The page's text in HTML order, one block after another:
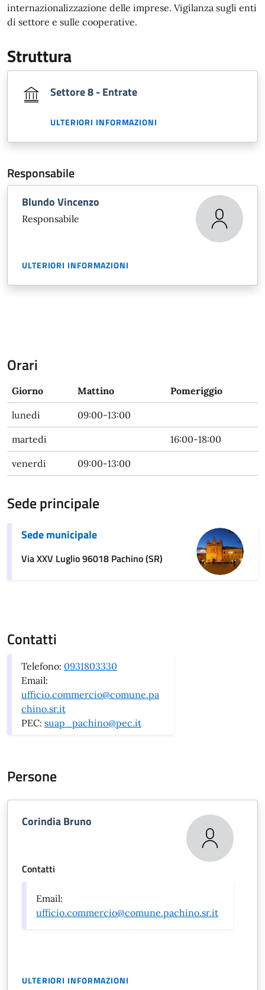
internazionalizzazione delle imprese. Vigilanza sugli enti
di settore e sulle cooperative.
Struttura
Settore 8 - Entrate
ULTERIORI INFORMAZIONI
Responsabile
Blundo Vincenzo
Responsabile
ULTERIORI INFORMAZIONI
Orari
Giorno Mattino Pomeriggio
lunedi 09:00-13:00
martedi 16:00-18:00
venerdi 09:00-13:00
Sede principale
Sede municipale
Via XXV Luglio 96018 Pachino (SR)
Contatti
Telefono: 0931803330
Email:
ufficio.commercio@comune.pa
chino.sr.it
PEC: suap_pachino@pec.it
Persone
Corindia Bruno
Contatti
Email:
ufficio.commercio@comune.pachino.sr.it
ULTERIORI INFORMAZIONI